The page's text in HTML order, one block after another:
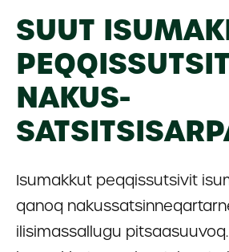
SUUT
NAKUS­
Isumakkut peqqissutsivit
qanoq
ilisimassallugu